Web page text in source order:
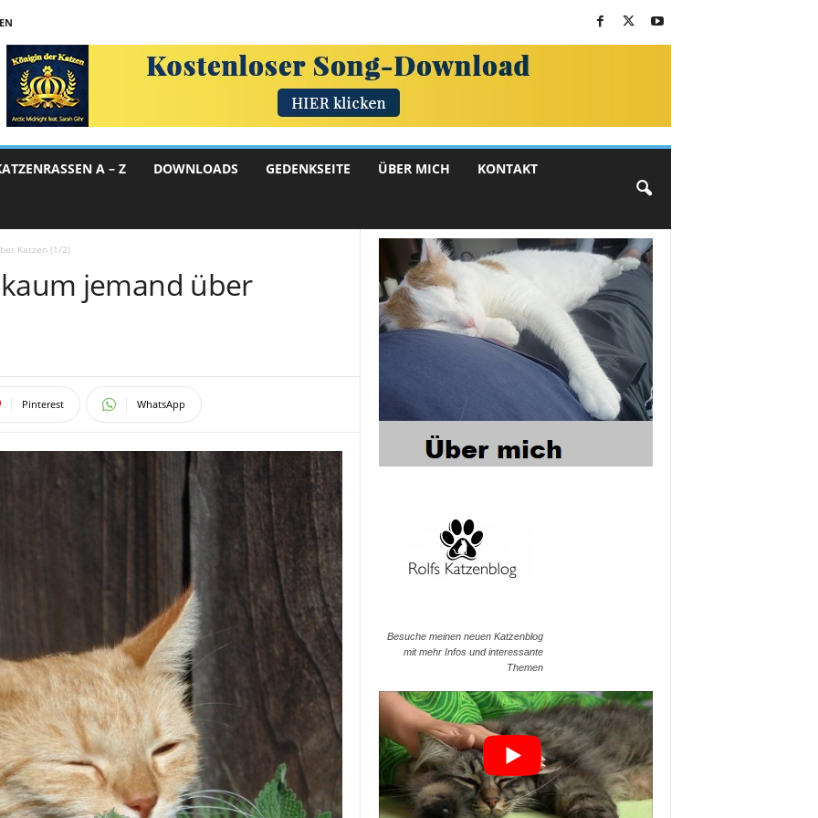
A – Z DOWNLOADS GEDENKSEITE ÜBER MICH KONTAKT
Katzen (1/2)
jemand über
Pinterest WhatsApp
Besuche meinen neuen Katzenblog
mit mehr Infos und interessante
Themen